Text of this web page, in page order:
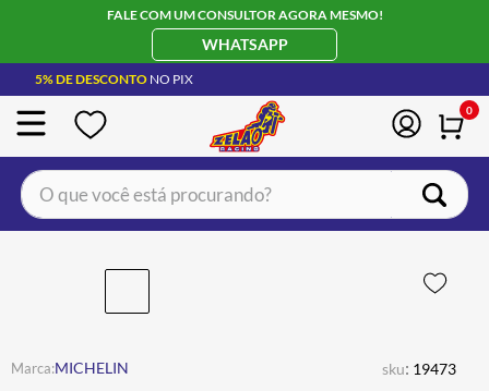
FALE COM UM CONSULTOR AGORA MESMO!
WHATSAPP
5% DE DESCONTO NO PIX
0
O que você está procurando?
MICHELIN sku: 19473
CAPACETE LS2
BOTA